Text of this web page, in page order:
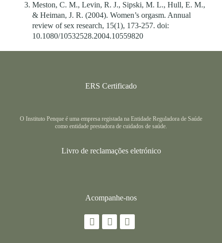
Meston, C. M., Levin, R. J., Sipski, M. L., Hull, E. M.,
& Heiman, J. R. (2004). Women’s orgasm. Annual
review of sex research, 15(1), 173-257. doi:
10.1080/10532528.2004.10559820
ERS Certificado
O Instituto Penque é uma empresa registada na Entidade Reguladora de Saúde
como entidade prestadora de cuidados de saúde.
Livro de reclamações eletrónico
Acompanhe-nos